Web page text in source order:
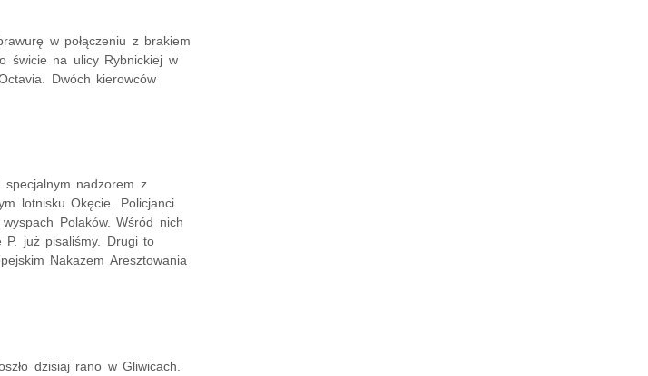
w połączeniu z brakiem
świcie na ulicy Rybnickiej w
Dwóch kierowców
specjalnym nadzorem z
lotnisku Okęcie. Policjanci
Polaków. Wśród nich
P. już pisaliśmy. Drugi to
Nakazem Aresztowania
dzisiaj rano w Gliwicach.